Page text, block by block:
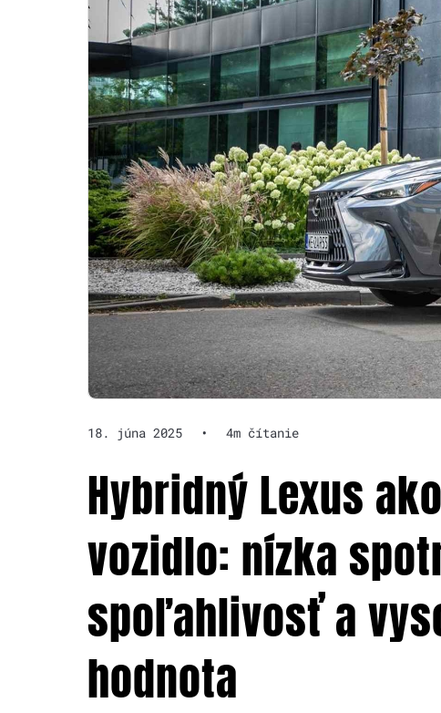
18. júna 2025 • 4m čítanie
Hybridný Lexus
vozidlo: nízka
spoľahlivosť a
hodnota